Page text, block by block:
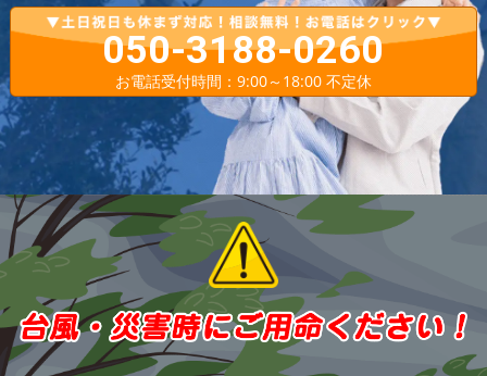
050-3188-0260
お電話受付時間：9:00～18:00 不定休